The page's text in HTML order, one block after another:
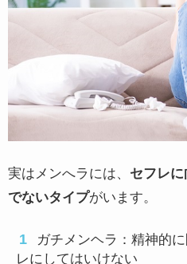
実はメンへラには、 セフレ
でないタイプがいます。
ガチメンヘラ：精神的
レにしてはいけない